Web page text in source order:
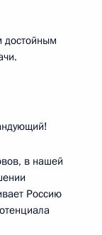
достойным
в нашей
Россию